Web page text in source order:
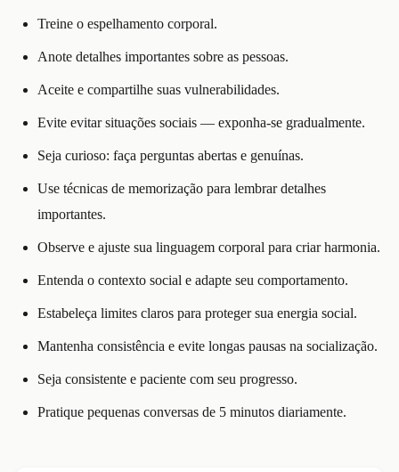
Treine o espelhamento corporal.
Anote detalhes importantes sobre as pessoas.
Aceite e compartilhe suas vulnerabilidades.
Evite evitar situações sociais — exponha-se gradualmente.
Seja curioso: faça perguntas abertas e genuínas.
Use técnicas de memorização para lembrar detalhes
importantes.
Observe e ajuste sua linguagem corporal para criar harmonia.
Entenda o contexto social e adapte seu comportamento.
Estabeleça limites claros para proteger sua energia social.
Mantenha consistência e evite longas pausas na socialização.
Seja consistente e paciente com seu progresso.
Pratique pequenas conversas de 5 minutos diariamente.